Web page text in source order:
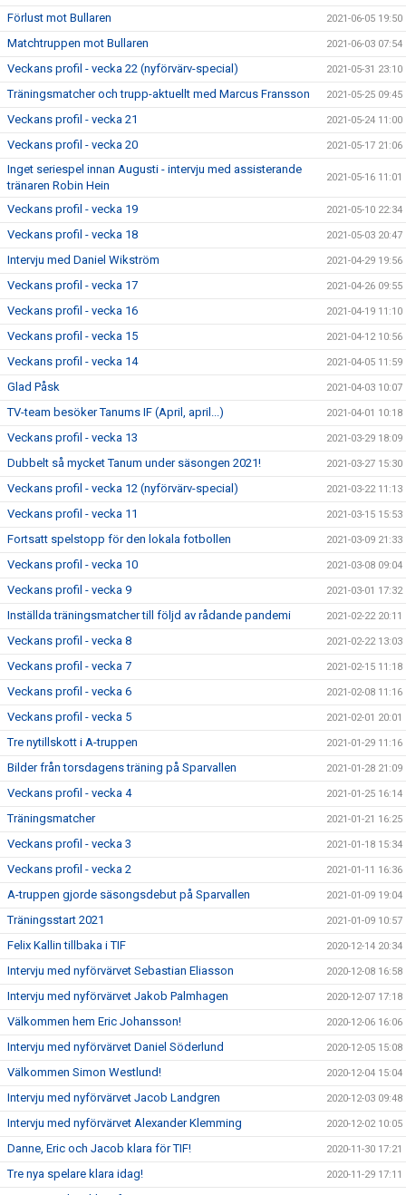
Förlust mot Bullaren 2021-06-05 19:50
Matchtruppen mot Bullaren 2021-06-03 07:54
Veckans profil - vecka 22 (nyförvärv-special) 2021-05-31 23:10
Träningsmatcher och trupp-aktuellt med Marcus Fransson 2021-05-25 09:45
Veckans profil - vecka 21 2021-05-24 11:00
Veckans profil - vecka 20 2021-05-17 21:06
Inget seriespel innan Augusti - intervju med assisterande
tränaren Robin Hein
2021-05-16 11:01
Veckans profil - vecka 19 2021-05-10 22:34
Veckans profil - vecka 18 2021-05-03 20:47
Intervju med Daniel Wikström 2021-04-29 19:56
Veckans profil - vecka 17 2021-04-26 09:55
Veckans profil - vecka 16 2021-04-19 11:10
Veckans profil - vecka 15 2021-04-12 10:56
Veckans profil - vecka 14 2021-04-05 11:59
Glad Påsk 2021-04-03 10:07
TV-team besöker Tanums IF (April, april...) 2021-04-01 10:18
Veckans profil - vecka 13 2021-03-29 18:09
Dubbelt så mycket Tanum under säsongen 2021! 2021-03-27 15:30
Veckans profil - vecka 12 (nyförvärv-special) 2021-03-22 11:13
Veckans profil - vecka 11 2021-03-15 15:53
Fortsatt spelstopp för den lokala fotbollen 2021-03-09 21:33
Veckans profil - vecka 10 2021-03-08 09:04
Veckans profil - vecka 9 2021-03-01 17:32
Inställda träningsmatcher till följd av rådande pandemi 2021-02-22 20:11
Veckans profil - vecka 8 2021-02-22 13:03
Veckans profil - vecka 7 2021-02-15 11:18
Veckans profil - vecka 6 2021-02-08 11:16
Veckans profil - vecka 5 2021-02-01 20:01
Tre nytillskott i A-truppen 2021-01-29 11:16
Bilder från torsdagens träning på Sparvallen 2021-01-28 21:09
Veckans profil - vecka 4 2021-01-25 16:14
Träningsmatcher 2021-01-21 16:25
Veckans profil - vecka 3 2021-01-18 15:34
Veckans profil - vecka 2 2021-01-11 16:36
A-truppen gjorde säsongsdebut på Sparvallen 2021-01-09 19:04
Träningsstart 2021 2021-01-09 10:57
Felix Kallin tillbaka i TIF 2020-12-14 20:34
Intervju med nyförvärvet Sebastian Eliasson 2020-12-08 16:58
Intervju med nyförvärvet Jakob Palmhagen 2020-12-07 17:18
Välkommen hem Eric Johansson! 2020-12-06 16:06
Intervju med nyförvärvet Daniel Söderlund 2020-12-05 15:08
Välkommen Simon Westlund! 2020-12-04 15:04
Intervju med nyförvärvet Jacob Landgren 2020-12-03 09:48
Intervju med nyförvärvet Alexander Klemming 2020-12-02 10:05
Danne, Eric och Jacob klara för TIF! 2020-11-30 17:21
Tre nya spelare klara idag! 2020-11-29 17:11